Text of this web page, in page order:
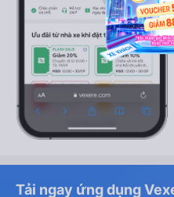
Tải ngay ứng dụng